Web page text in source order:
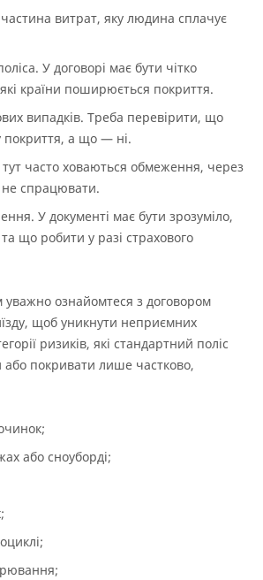
витрат, яку людина сплачує
У договорі має бути чітко
країни поширюється покриття.
випадків. Треба перевірити, що
покриття, а що — ні.
часто ховаються обмеження, через
не спрацювати.
У документі має бути зрозуміло,
що робити у разі страхового
ознайомтеся з договором
щоб уникнути неприємних
ризиків, які стандартний поліс
покривати лише частково,
або сноуборді;